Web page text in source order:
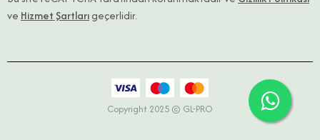
ve Hizmet Şartlarıgeçerlidir.
Copyright 2025 © GL-PRO